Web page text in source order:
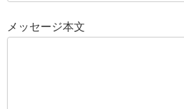
メッセージ本文